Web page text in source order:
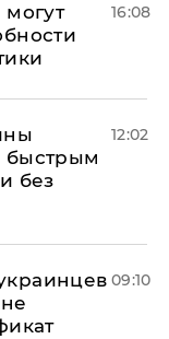
16:08
быстрым
без
12:02
09:10